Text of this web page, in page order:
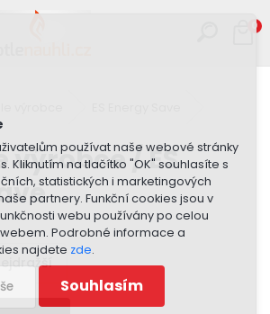
používat naše webové stránky
Kliknutím na tlačítko "OK" souhlasíte s
statistických i marketingových
partnery. Funkční cookies jsou v
webu používány po celou
Podrobné informace a
najdete zde.
Souhlasím
0
výrobce / ES